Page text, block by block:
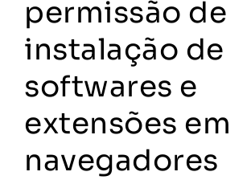
permissão de
instalação de
softwares e
extensões em
navegadores